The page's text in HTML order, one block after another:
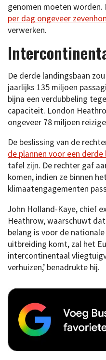
genomen moeten
per dag ongeveer
verwerken.
De derde landingsbaan
jaarlijks 135 miljoen
bijna een verdubbeling
capaciteit. London
ongeveer 78 miljoen
De beslissing van de
de plannen voor een derde
tafel zijn. De rechter gaf
komen, indien ze binnen
klimaatengagementen
John Holland-Kaye, chief
Heathrow, waarschuwt
belang is voor de
uitbreiding komt, zal het
intercontinentaal
verhuizen,’ benadrukte hij.